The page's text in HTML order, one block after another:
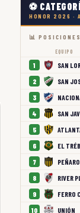
⚽
HONOR 2026 ·
📊 POSICIONES
EQUIPO
1 SAN
2 SAN
3
4 SAN
5
6 EL
7
8 RIVER
9 FERRO
10 UNIÓN